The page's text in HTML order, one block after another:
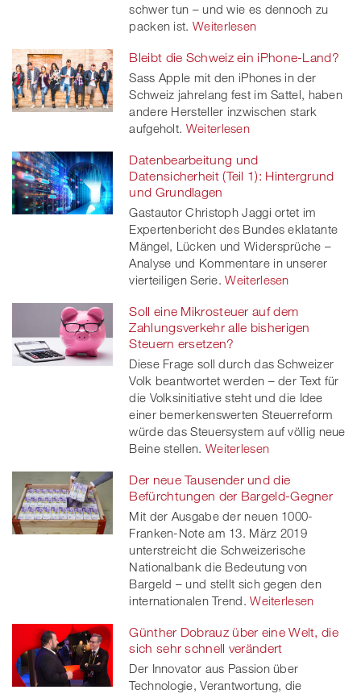
schwer tun – und wie es dennoch zu
packen ist. Weiterlesen
Bleibt die Schweiz ein iPhone-Land?
Sass Apple mit den iPhones in der
Schweiz jahrelang fest im Sattel, haben
andere Hersteller inzwischen stark
aufgeholt. Weiterlesen
Datenbearbeitung und
Datensicherheit (Teil 1): Hintergrund
und Grundlagen
Gastautor Christoph Jaggi ortet im
Expertenbericht des Bundes eklatante
Mängel, Lücken und Widersprüche –
Analyse und Kommentare in unserer
vierteiligen Serie. Weiterlesen
Soll eine Mikrosteuer auf dem
Zahlungsverkehr alle bisherigen
Steuern ersetzen?
Diese Frage soll durch das Schweizer
Volk beantwortet werden – der Text für
die Volksinitiative steht und die Idee
einer bemerkenswerten Steuerreform
würde das Steuersystem auf völlig neue
Beine stellen. Weiterlesen
Der neue Tausender und die
Befürchtungen der Bargeld-Gegner
Mit der Ausgabe der neuen 1000-
Franken-Note am 13. März 2019
unterstreicht die Schweizerische
Nationalbank die Bedeutung von
Bargeld – und stellt sich gegen den
internationalen Trend.Weiterlesen
Günther Dobrauz über eine Welt, die
sich sehr schnell verändert
Der Innovator aus Passion über
Technologie, Verantwortung, die